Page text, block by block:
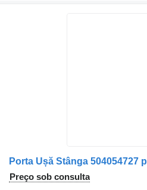
Preço sob consulta